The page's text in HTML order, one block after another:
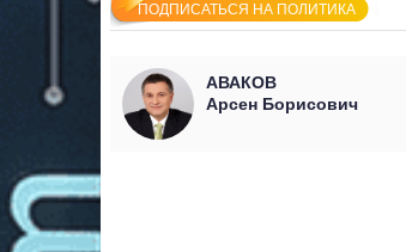
ПОДПИСАТЬСЯ НА ПОЛИТИКА
АВАКОВ
Арсен Борисович